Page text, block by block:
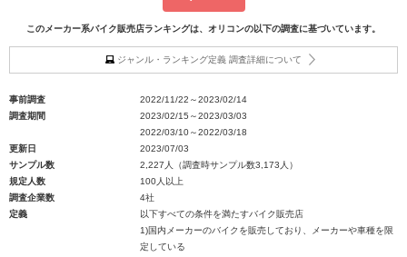
このメーカー系バイク販売店ランキングは、オリコンの以下の調査に基づいています。
ジャンル・ランキング定義 調査詳細について
事前調査
2022/11/22～2023/02/14
調査期間
2023/02/15～2023/03/03
2022/03/10～2022/03/18
更新日
2023/07/03
サンプル数
2,227人（調査時サンプル数3,173人）
規定人数
100人以上
調査企業数
4社
定義
以下すべての条件を満たすバイク販売店
1)国内メーカーのバイクを販売しており、メーカーや車種を限
定している